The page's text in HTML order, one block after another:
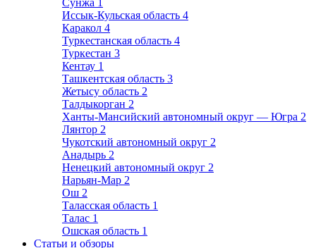
Сунжа 1
Иссык-Кульская область 4
Каракол 4
Туркестанская область 4
Туркестан 3
Кентау 1
Ташкентская область 3
Жетысу область 2
Талдыкорган 2
Ханты-Мансийский автономный округ — Югра 2
Лянтор 2
Чукотский автономный округ 2
Анадырь 2
Ненецкий автономный округ 2
Нарьян-Мар 2
Ош 2
Таласская область 1
Талас 1
Ошская область 1
Статьи и обзоры